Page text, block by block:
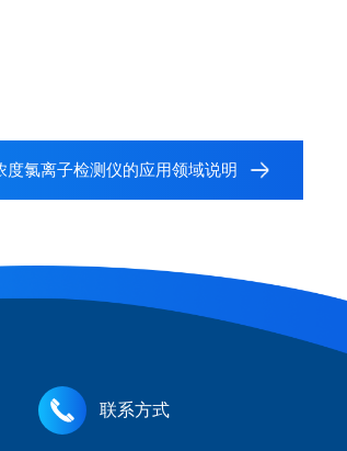
度氯离子检测仪的应用领域说明
联系方式